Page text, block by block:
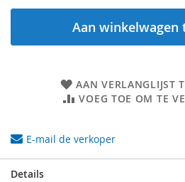
Aan winkelwagen
AAN VERLANGLIJST
VOEG TOE OM TE
E-mail de verkoper
Details